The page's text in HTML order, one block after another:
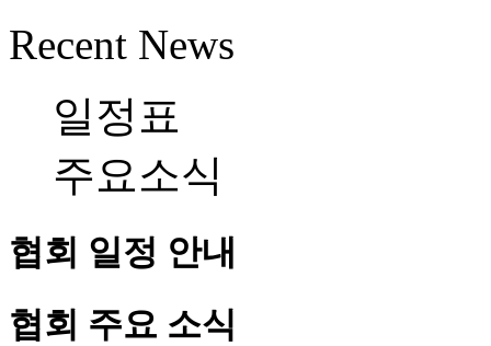
Recent News
일정표
주요소식
협회 일정 안내
협회 주요 소식